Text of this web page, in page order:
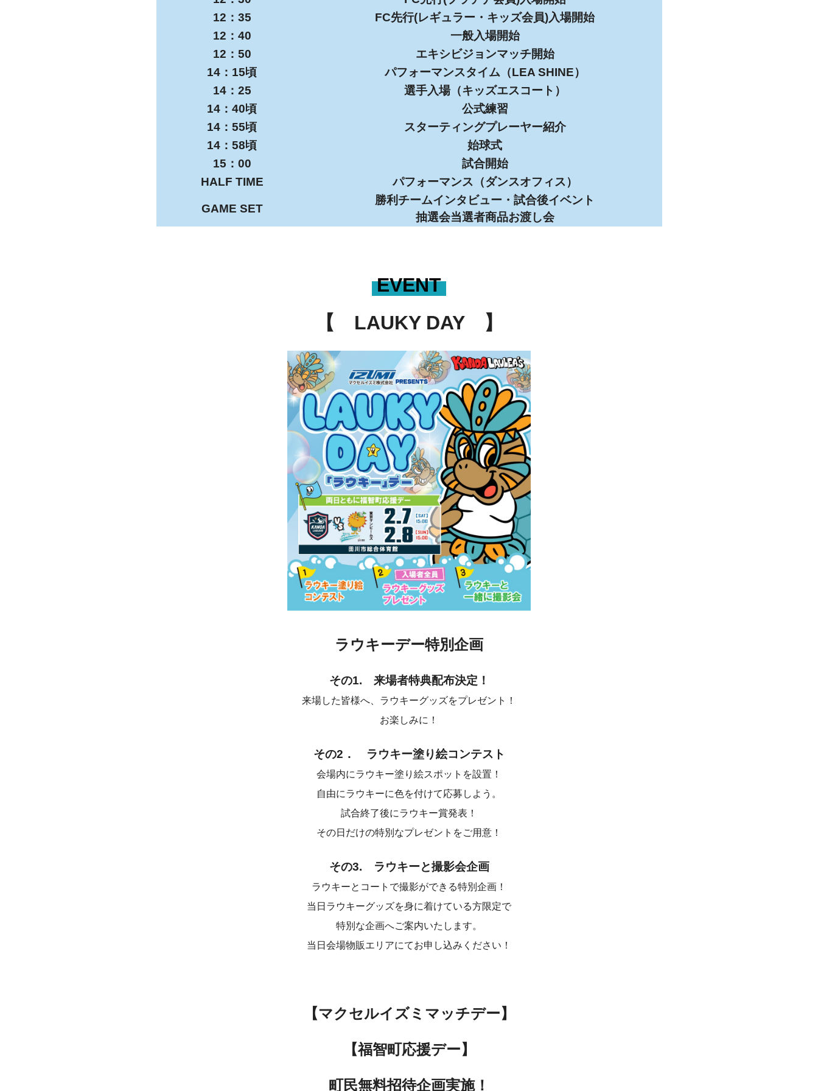
12：35
FC先行(レギュラー・キッズ会員)入場開始
12：40
一般入場開始
12：50
エキシビジョンマッチ開始
14：15頃
パフォーマンスタイム（LEA SHINE）
14：25
選手入場（キッズエスコート）
14：40頃
公式練習
14：55頃
スターティングプレーヤー紹介
14：58頃
始球式
15：00
試合開始
HALF TIME
パフォーマンス（ダンスオフィス）
GAME SET
勝利チームインタビュー・試合後イベント
抽選会当選者商品お渡し会
EVENT
【 LAUKY DAY 】
ラウキーデー特別企画
その1. 来場者特典配布決定！
来場した皆様へ、ラウキーグッズをプレゼント！
お楽しみに！
その2． ラウキー塗り絵コンテスト
会場内にラウキー塗り絵スポットを設置！
自由にラウキーに色を付けて応募しよう。
試合終了後にラウキー賞発表！
その日だけの特別なプレゼントをご用意！
その3. ラウキーと撮影会企画
ラウキーとコートで撮影ができる特別企画！
当日ラウキーグッズを身に着けている方限定で
特別な企画へご案内いたします。
当日会場物販エリアにてお申し込みください！
【マクセルイズミマッチデー】
【福智町応援デー】
町民無料招待企画実施！